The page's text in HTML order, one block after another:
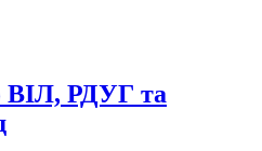
ВІЛ, РДУГ та